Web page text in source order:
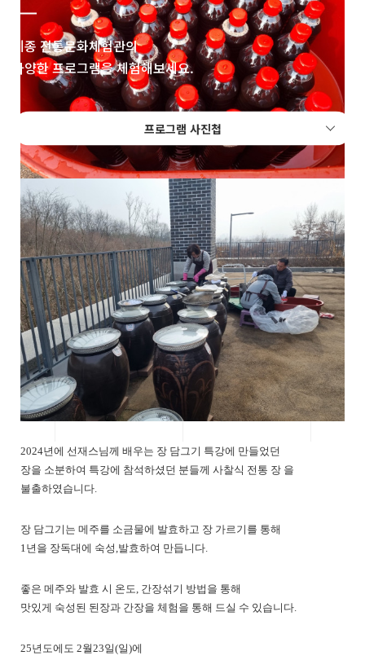
세종 전통문화체험관의
다양한 프로그램을 체험해보세요.
프로그램 사진첩
2024년에 선재스님께 배우는 장 담그기 특강에 만들었던
장을 소분하여 특강에 참석하셨던 분들께 사찰식 전통 장 을
불출하였습니다.
장 담그기는 메주를 소금물에 발효하고 장 가르기를 통해
1년을 장독대에 숙성,발효하여 만듭니다.
좋은 메주와 발효 시 온도, 간장섞기 방법을 통해
맛있게 숙성된 된장과 간장을 체험을 통해 드실 수 있습니다.
25년도에도 2월23일(일)에